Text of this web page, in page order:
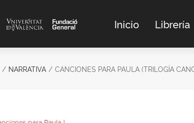
Inicio Librería
NARRATIVA CANCIONES PARA PAULA (TRILOGÍA